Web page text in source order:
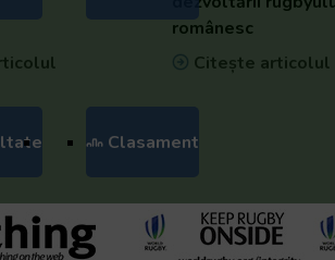
Clasament
românesc
Citește articolul